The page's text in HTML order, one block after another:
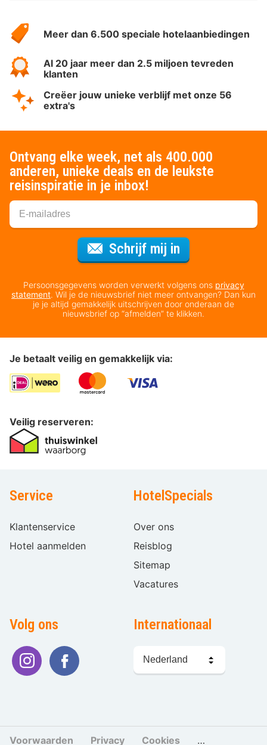
HotelSpecials
Meer dan 6.500 speciale hotelaanbiedingen
Al 20 jaar meer dan 2.5 miljoen tevreden
klanten
Creëer jouw unieke verblijf met onze 56
extra's
Ontvang elke week, net als 400.000
anderen, unieke deals en de leukste
reisinspiratie in je inbox!
Schrijf mij in
Persoonsgegevens worden verwerkt volgens ons privacy
statement. Wil je de nieuwsbrief niet meer ontvangen? Dan kun
je je altijd gemakkelijk uitschrijven door onderaan de
nieuwsbrief op “afmelden” te klikken.
Je betaalt veilig en gemakkelijk via:
Veilig reserveren:
Service
Klantenservice
Hotel aanmelden
HotelSpecials
Over ons
Reisblog
Sitemap
Vacatures
Volg ons Internationaal
kiezen
Voorwaarden Privacy Cookies Cookies